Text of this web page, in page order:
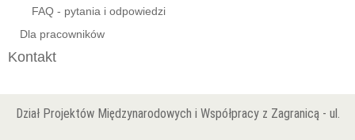
FAQ - pytania i odpowiedzi
Dla pracowników
Kontakt
Dział Projektów Międzynarodowych i Współpracy z Zagranicą - ul.